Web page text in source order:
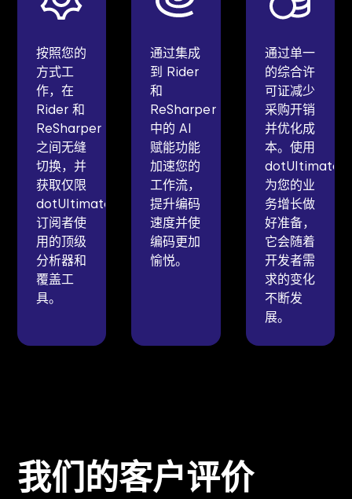
按照您的
方式工
作，在
Rider 和
ReSharper
之间无缝
切换，并
获取仅限
dotUltimate
订阅者使
用的顶级
分析器和
覆盖工
具。
通过集成
到 Rider
和
ReSharper
中的 AI
赋能功能
加速您的
工作流，
提升编码
速度并使
编码更加
愉悦。
通过单一
的综合许
可证减少
采购开销
并优化成
本。使用
dotUltimate
为您的业
务增长做
好准备，
它会随着
开发者需
求的变化
不断发
展。
我们的客户评价